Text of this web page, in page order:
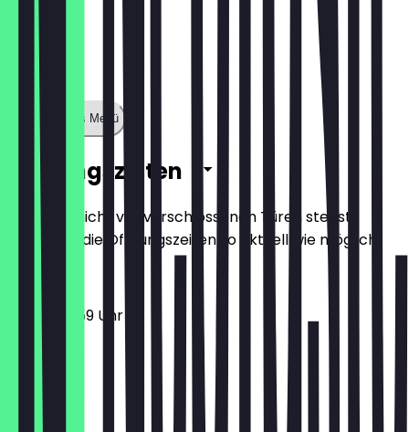
Zeige ganzes Menü
Öffnungszeiten
Damit du nicht vor verschlossenen Türen stehst,
halten wir die Öffnungszeiten so aktuell wie möglich.
17:00 - 23:59 Uhr
Montag
Dienstag
Mittwoch